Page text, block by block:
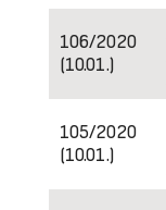
106/2020
(10.01.)
105/2020
(10.01.)